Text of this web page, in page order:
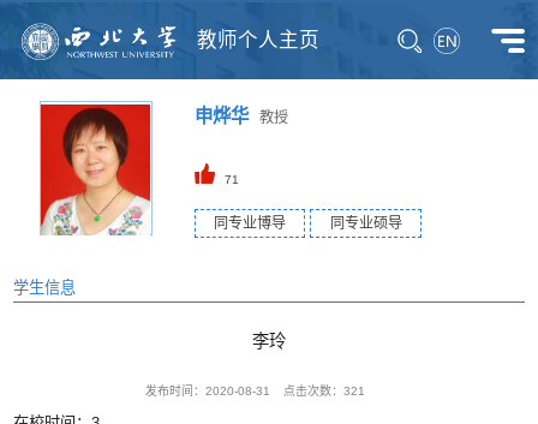
教师个人主页
申烨华教授
71
同专业博导 同专业硕导
学生信息
李玲
发布时间：2020-08-31 点击次数：321